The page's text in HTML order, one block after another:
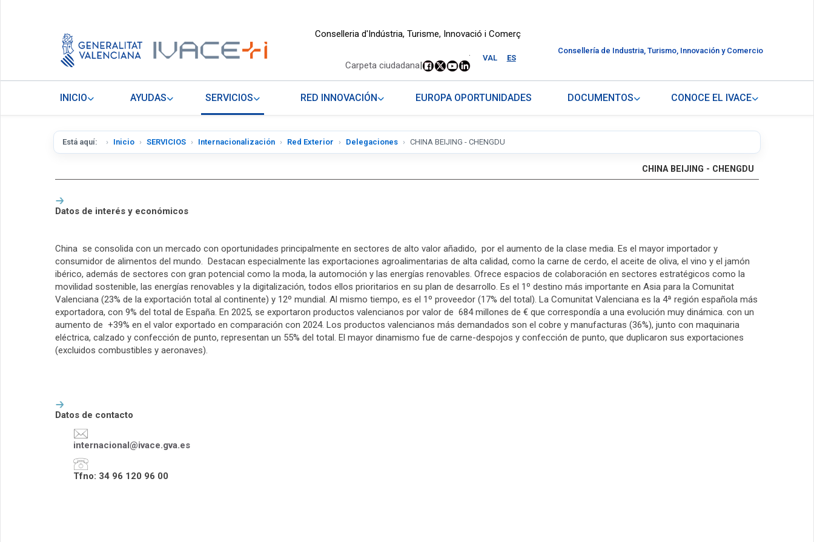
Conselleria d'Indústria, Turisme, Innovació i Comerç
VAL ES
.
Carpeta ciudadana|
Consellería de Industria, Turismo, Innovación y Comercio
INICIO AYUDAS SERVICIOS RED INNOVACIÓN EUROPA OPORTUNIDADES DOCUMENTOS CONOCE EL IVACE
Está aquí: Inicio SERVICIOS Internacionalización Red Exterior Delegaciones CHINA BEIJING - CHENGDU
CHINA BEIJING - CHENGDU
Datos de interés y económicos
China se consolida con un mercado con oportunidades principalmente en sectores de alto valor añadido, por el aumento de la clase media. Es el mayor importador y
consumidor de alimentos del mundo. Destacan especialmente las exportaciones agroalimentarias de alta calidad, como la carne de cerdo, el aceite de oliva, el vino y el jamón
ibérico, además de sectores con gran potencial como la moda, la automoción y las energías renovables. Ofrece espacios de colaboración en sectores estratégicos como la
movilidad sostenible, las energías renovables y la digitalización, todos ellos prioritarios en su plan de desarrollo. Es el 1º destino más importante en Asia para la Comunitat
Valenciana (23% de la exportación total al continente) y 12º mundial. Al mismo tiempo, es el 1º proveedor (17% del total). La Comunitat Valenciana es la 4ª región española más
exportadora, con 9% del total de España. En 2025, se exportaron productos valencianos por valor de 684 millones de € que correspondía a una evolución muy dinámica. con un
aumento de +39% en el valor exportado en comparación con 2024. Los productos valencianos más demandados son el cobre y manufacturas (36%), junto con maquinaria
eléctrica, calzado y confección de punto, representan un 55% del total. El mayor dinamismo fue de carne-despojos y confección de punto, que duplicaron sus exportaciones
(excluidos combustibles y aeronaves).
Datos de contacto
internacional@ivace.gva.es
Tfno: 34 96 120 96 00